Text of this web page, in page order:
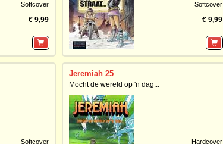
Softcover
€ 9,99
Softcover
€ 9,99
Softcover
Jeremiah 25
Mocht de wereld op 'n dag...
Hardcover